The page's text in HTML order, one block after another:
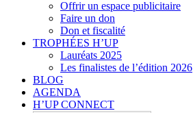
Offrir un espace publicitaire
Faire un don
Don et fiscalité
TROPHÉES H’UP
Lauréats 2025
Les finalistes de l’édition 2026
BLOG
AGENDA
H’UP CONNECT